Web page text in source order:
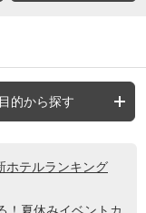
目的から探す
ホテルランキング